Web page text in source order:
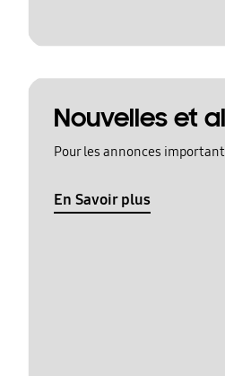
Nouvelles et
Pour les annonces
En Savoir plus